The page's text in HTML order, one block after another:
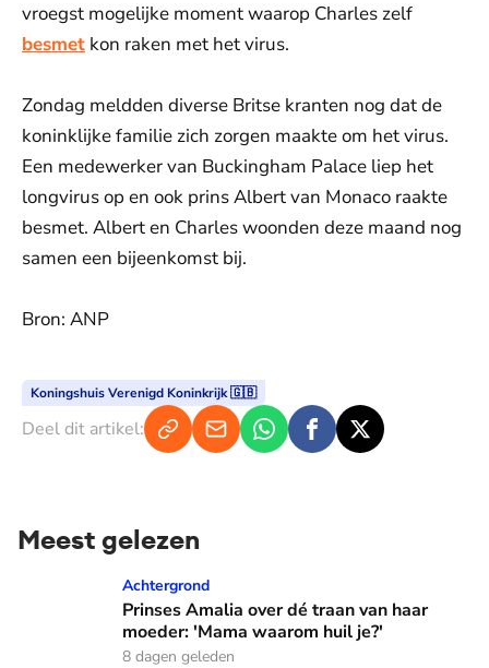
vroegst mogelijke moment waarop Charles zelf
besmet kon raken met het virus.
Zondag meldden diverse Britse kranten nog dat de
koninklijke familie zich zorgen maakte om het virus.
Een medewerker van Buckingham Palace liep het
longvirus op en ook prins Albert van Monaco raakte
besmet. Albert en Charles woonden deze maand nog
samen een bijeenkomst bij.
Bron: ANP
Koningshuis Verenigd Koninkrijk 🇬🇧
Deel dit artikel:
Meest gelezen
Prinses Amalia over dé traan van haar moeder: 'Mama
Achtergrond
Prinses Amalia over dé traan van haar
moeder: 'Mama waarom huil je?'
8 dagen geleden